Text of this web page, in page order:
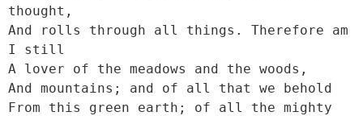
thought,
And rolls through all things. Therefore am
I still
A lover of the meadows and the woods,
And mountains; and of all that we behold
From this green earth; of all the mighty